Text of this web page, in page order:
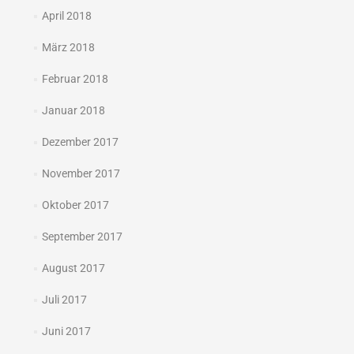
April 2018
März 2018
Februar 2018
Januar 2018
Dezember 2017
November 2017
Oktober 2017
September 2017
August 2017
Juli 2017
Juni 2017